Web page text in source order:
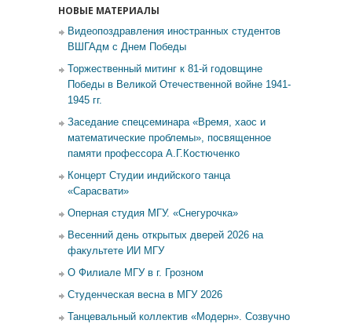
НОВЫЕ МАТЕРИАЛЫ
Видеопоздравления иностранных студентов
ВШГАдм с Днем Победы
Торжественный митинг к 81-й годовщине
Победы в Великой Отечественной войне 1941-
1945 гг.
Заседание спецсеминара «Время, хаос и
математические проблемы», посвященное
памяти профессора А.Г.Костюченко
Концерт Студии индийского танца
«Сарасвати»
Оперная студия МГУ. «Снегурочка»
Весенний день открытых дверей 2026 на
факультете ИИ МГУ
О Филиале МГУ в г. Грозном
Студенческая весна в МГУ 2026
Танцевальный коллектив «Модерн». Созвучно